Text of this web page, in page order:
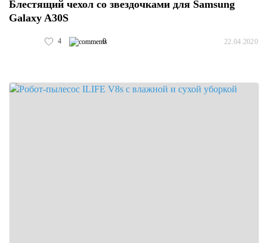
Блестящий чехол со звездочками для Samsung
Galaxy A30S
4 0 22.04.2020